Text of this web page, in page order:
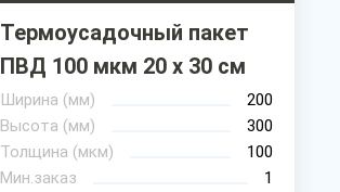
Термоусадочный пакет
ПВД 100 мкм 20 х 30 см
Ширина (мм)
200
Высота (мм)
300
Толщина (мкм)
100
Мин.заказ
1